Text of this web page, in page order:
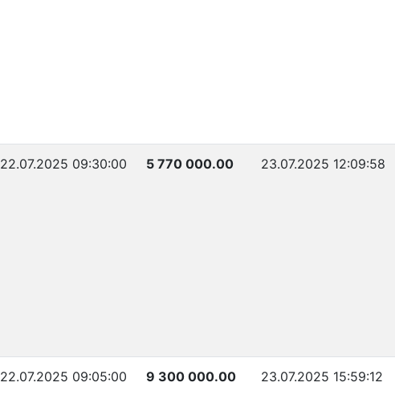
22.07.2025 09:30:00 5 770 000.00 23.07.2025 12:09:58
22.07.2025 09:05:00 9 300 000.00 23.07.2025 15:59:12